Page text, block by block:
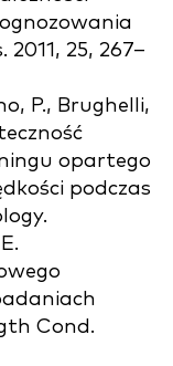
25, 267–
P., Brughelli,
opartego
podczas
Cond.